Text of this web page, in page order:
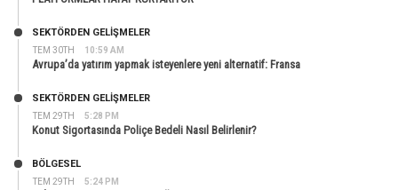
TEM 30TH 10:59 AM
SEKTÖRDEN GELIŞMELER
Avrupa’da yatırım yapmak isteyenlere yeni alternatif: Fransa
TEM 29TH 5:28 PM
SEKTÖRDEN GELIŞMELER
Konut Sigortasında Poliçe Bedeli Nasıl Belirlenir?
TEM 29TH 5:24 PM
BÖLGESEL